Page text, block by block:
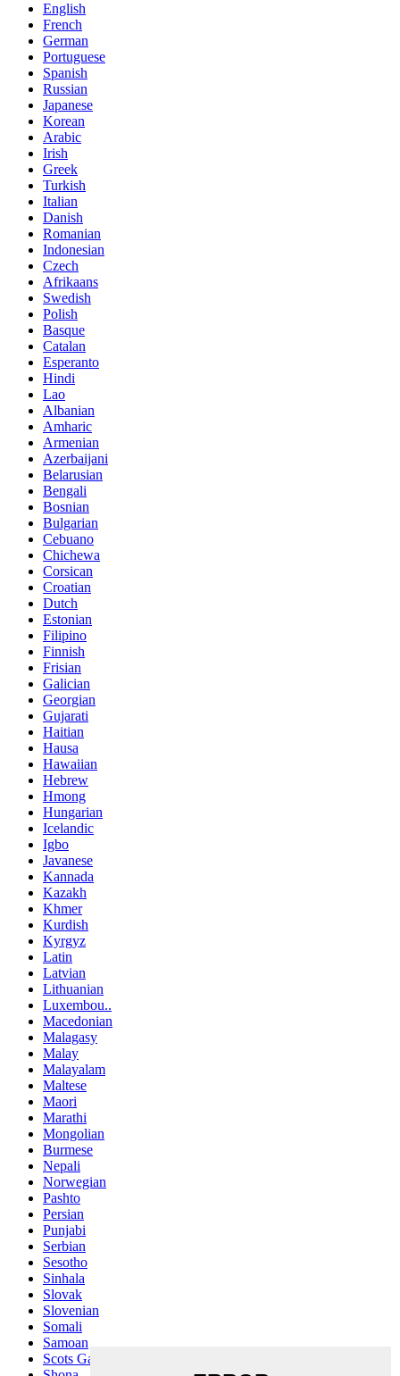
English
French
German
Portuguese
Spanish
Russian
Japanese
Korean
Arabic
Irish
Greek
Turkish
Italian
Danish
Romanian
Indonesian
Czech
Afrikaans
Swedish
Polish
Basque
Catalan
Esperanto
Hindi
Lao
Albanian
Amharic
Armenian
Azerbaijani
Belarusian
Bengali
Bosnian
Bulgarian
Cebuano
Chichewa
Corsican
Croatian
Dutch
Estonian
Filipino
Finnish
Frisian
Galician
Georgian
Gujarati
Haitian
Hausa
Hawaiian
Hebrew
Hmong
Hungarian
Icelandic
Igbo
Javanese
Kannada
Kazakh
Khmer
Kurdish
Kyrgyz
Latin
Latvian
Lithuanian
Luxembou..
Macedonian
Malagasy
Malay
Malayalam
Maltese
Maori
Marathi
Mongolian
Burmese
Nepali
Norwegian
Pashto
Persian
Punjabi
Serbian
Sesotho
Sinhala
Slovak
Slovenian
Somali
Samoan
Scots Gaelic